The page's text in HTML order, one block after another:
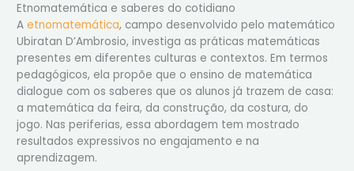
Etnomatemática e saberes do cotidiano
Aetnomatemática, campo desenvolvido pelo matemático
Ubiratan D’Ambrosio, investiga as práticas matemáticas
presentes em diferentes culturas e contextos. Em termos
pedagógicos, ela propõe que o ensino de matemática
dialogue com os saberes que os alunos já trazem de casa:
a matemática da feira, da construção, da costura, do
jogo. Nas periferias, essa abordagem tem mostrado
resultados expressivos no engajamento e na
aprendizagem.